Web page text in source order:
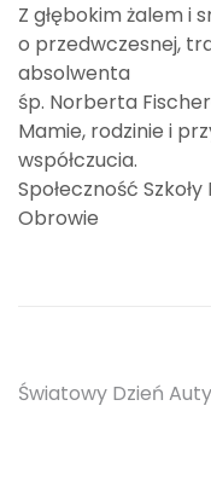
Z głębokim żalem i
o przedwczesnej,
absolwenta
śp. Norberta
Mamie, rodzinie i
współczucia.
Społeczność
Obrowie
Światowy Dzień